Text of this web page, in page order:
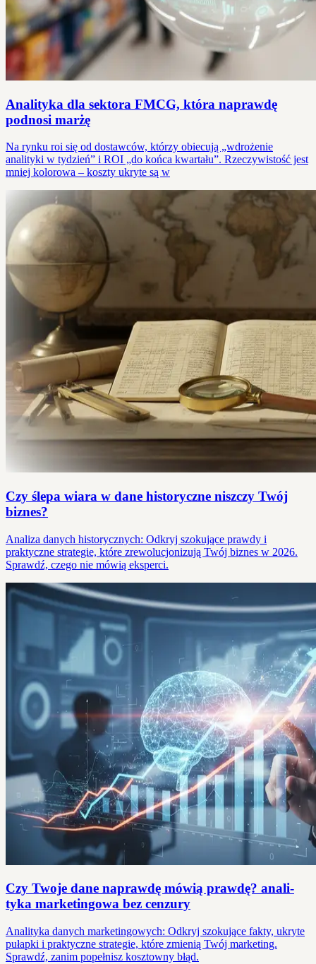
Analityka dla sektora FMCG, która naprawdę
podnosi marżę
Na rynku roi się od dostawców, którzy obiecują „wdrożenie
analityki w tydzień” i ROI „do końca kwartału”. Rzeczywistość jest
mniej kolorowa – koszty ukryte są w
Czy ślepa wiara w dane historyczne niszczy Twój
biznes?
Analiza danych historycznych: Odkryj szokujące prawdy i
praktyczne strategie, które zrewolucjonizują Twój biznes w 2026.
Sprawdź, czego nie mówią eksperci.
Czy Twoje dane naprawdę mówią prawdę? anali­
tyka marketingowa bez cenzury
Analityka danych marketingowych: Odkryj szokujące fakty, ukryte
pułapki i praktyczne strategie, które zmienią Twój marketing.
Sprawdź, zanim popełnisz kosztowny błąd.